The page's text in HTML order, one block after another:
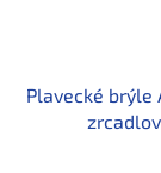
Plavecké brýle